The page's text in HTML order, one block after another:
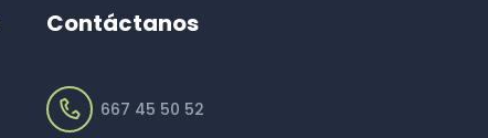
Contáctanos
667 45 50 52